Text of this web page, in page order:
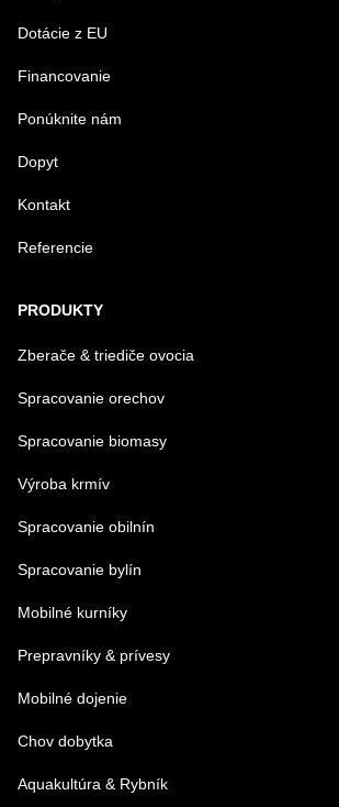
Dotácie z EU
Financovanie
Ponúknite nám
Dopyt
Kontakt
Referencie
PRODUKTY
Zberače & triediče ovocia
Spracovanie orechov
Spracovanie biomasy
Výroba krmív
Spracovanie obilnín
Spracovanie bylín
Mobilné kurníky
Prepravníky & prívesy
Mobilné dojenie
Chov dobytka
Aquakultúra & Rybník